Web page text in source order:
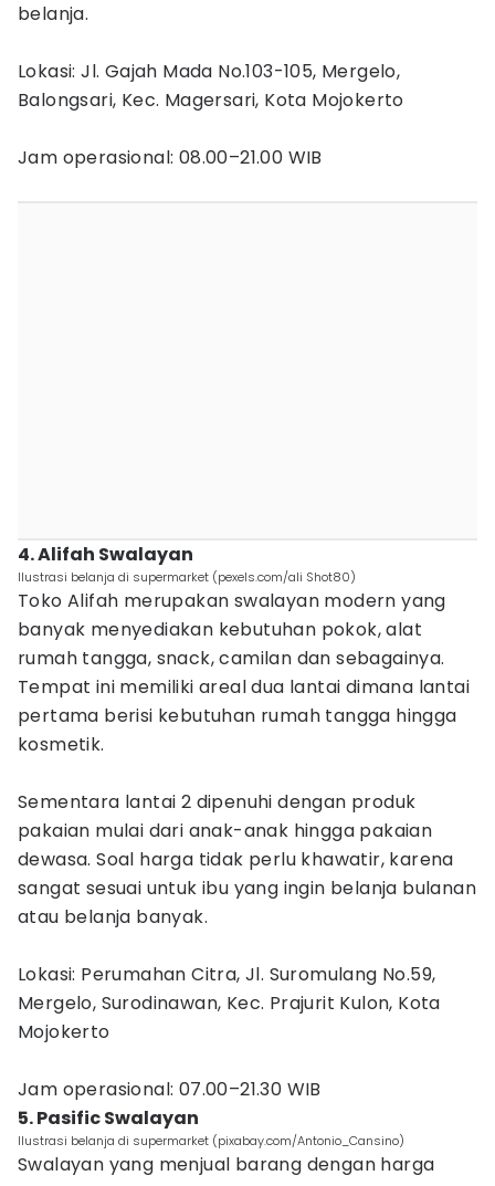
belanja.
Lokasi: Jl. Gajah Mada No.103-105, Mergelo,
Balongsari, Kec. Magersari, Kota Mojokerto
Jam operasional: 08.00–21.00 WIB
4. Alifah Swalayan
Ilustrasi belanja di supermarket (pexels.com/ali Shot80)
Toko Alifah merupakan swalayan modern yang
banyak menyediakan kebutuhan pokok, alat
rumah tangga, snack, camilan dan sebagainya.
Tempat ini memiliki areal dua lantai dimana lantai
pertama berisi kebutuhan rumah tangga hingga
kosmetik.
Sementara lantai 2 dipenuhi dengan produk
pakaian mulai dari anak-anak hingga pakaian
dewasa. Soal harga tidak perlu khawatir, karena
sangat sesuai untuk ibu yang ingin belanja bulanan
atau belanja banyak.
Lokasi: Perumahan Citra, Jl. Suromulang No.59,
Mergelo, Surodinawan, Kec. Prajurit Kulon, Kota
Mojokerto
Jam operasional: 07.00–21.30 WIB
5. Pasific Swalayan
Ilustrasi belanja di supermarket (pixabay.com/Antonio_Cansino)
Swalayan yang menjual barang dengan harga